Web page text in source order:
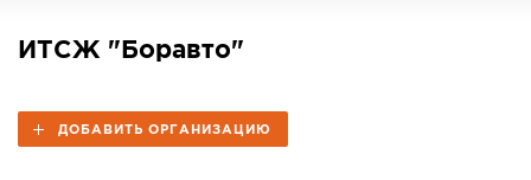
НОВОСТИ
ОБЪЯВЛЕНИЯ
ИТСЖ "Боравто"
ДОБАВИТЬ ОРГАНИЗАЦИЮ